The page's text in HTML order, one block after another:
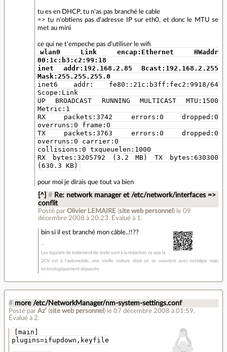
tu es en DHCP, tu n'as pas branché le cable
=> tu n'obtiens pas d'adresse IP sur eth0, et donc le MTU se
met au mini
ce qui ne t'empeche pas d'utiliser le wifi
wlan0 Link encap:Ethernet HWaddr
00:1c:b3:c2:99:18
inet addr:192.168.2.85 Bcast:192.168.2.255
Mask:255.255.255.0
inet6 addr: fe80::21c:b3ff:fec2:9918/64
Scope:Link
UP BROADCAST RUNNING MULTICAST MTU:1500
Metric:1
RX packets:3742 errors:0 dropped:0
overruns:0 frame:0
TX packets:3763 errors:0 dropped:0
overruns:0 carrier:0
collisions:0 txqueuelen:1000
RX bytes:3205792 (3.2 MB) TX bytes:630300
(630.3 KB)
pour moi je dirais que tout va bien
[^] # Re: network manager et /etc/network/interfaces =>
conflit
Posté par Olivier LEMAIRE(site web personnel ) le 09
décembre 2008 à 20:23. Évalué à 1 .
bin si il est branché mon câble..!!??
Les logiciels de traitement de texte sont à la rédaction ce que la
2CV est à l'automobile, une vieille voiture dont on se souvient avec nostalgie mais
technologiquement dépassée
# more /etc/NetworkManager/nm-system-settings.conf
Posté par Az' (site web personnel ) le 07 décembre 2008 à 01:59.
Évalué à 2.
[main]
plugins=ifupdown,keyfile